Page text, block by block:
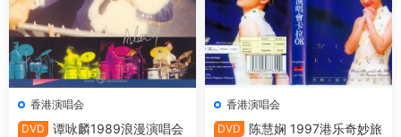
香港演唱会
DVD
谭咏麟1989浪漫演唱会
香港演唱会
DVD
陈慧娴 1997港乐奇妙旅